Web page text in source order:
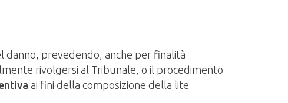
danno, prevedendo, anche per finalità
rivolgersi al Tribunale, o il procedimento
ai fini della composizione della lite